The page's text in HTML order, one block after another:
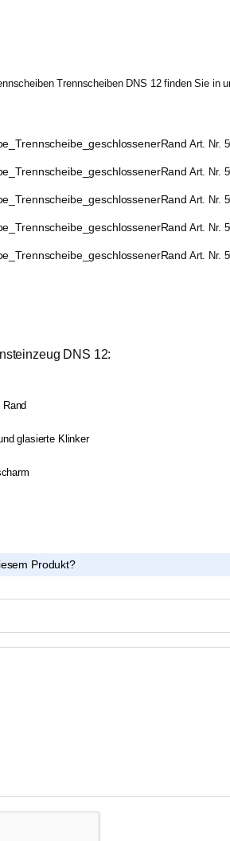
Trennscheiben DNS 12 finden Sie in
Art. Nr.
Art. Nr.
Art. Nr.
Art. Nr.
Art. Nr.
DNS 12:
Rand
glasierte Klinker
Produkt?